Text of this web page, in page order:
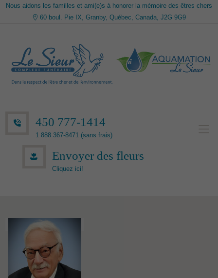
Nous aidons les familles et ami(e)s à honorer la mémoire des êtres chers
60 boul. Pie IX, Granby, Québec, Canada, J2G 9G9
450 777-1414
1 888 367-8471 (sans frais)
Envoyer des fleurs
Cliquez ici!